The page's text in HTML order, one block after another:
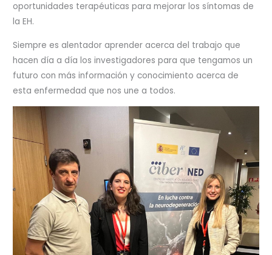
oportunidades terapéuticas para mejorar los síntomas de
la EH.
Siempre es alentador aprender acerca del trabajo que
hacen día a día los investigadores para que tengamos un
futuro con más información y conocimiento acerca de
esta enfermedad que nos une a todos.